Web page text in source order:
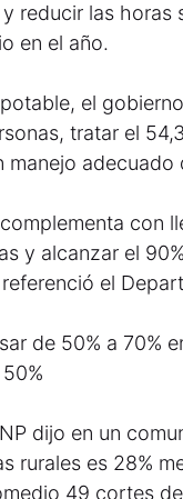
reducir las
en el año.
el
tratar el
manejo adecuado
con
y alcanzar el
referenció el
de 50% a 70%
dijo en un
rurales es 28%
49 cortes